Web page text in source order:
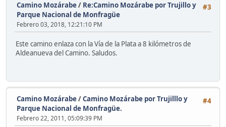
#3
Camino Mozárabe/ Re:Camino Mozárabe por Trujillo y
Parque Nacional de Monfragüe
Febrero 03, 2018, 12:21:10 PM
Este camino enlaza con la Vía de la Plata a 8 kilómetros de
Aldeanueva del Camino. Saludos.
#4
Camino Mozárabe/Camino Mozárabe por Trujilllo y
Parque Nacional de Monfragüe.
Febrero 22, 2011, 05:09:39 PM